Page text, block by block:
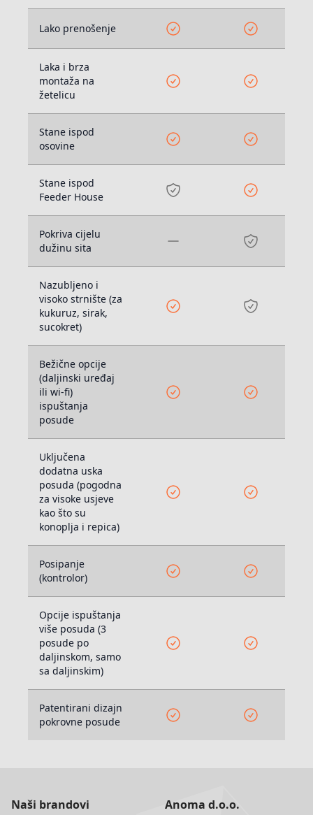
Lako prenošenje
Laka i brza
montaža na
žetelicu
Stane ispod
osovine
Stane ispod
Feeder House
Pokriva cijelu
dužinu sita
Nazubljeno i
visoko strnište (za
kukuruz, sirak,
sucokret)
Bežične opcije
(daljinski uređaj
ili wi-fi)
ispuštanja
posude
Uključena
dodatna uska
posuda (pogodna
za visoke usjeve
kao što su
konoplja i repica)
Posipanje
(kontrolor)
Opcije ispuštanja
više posuda (3
posude po
daljinskom, samo
sa daljinskim)
Patentirani dizajn
pokrovne posude
Naši brandovi Anoma d.o.o.